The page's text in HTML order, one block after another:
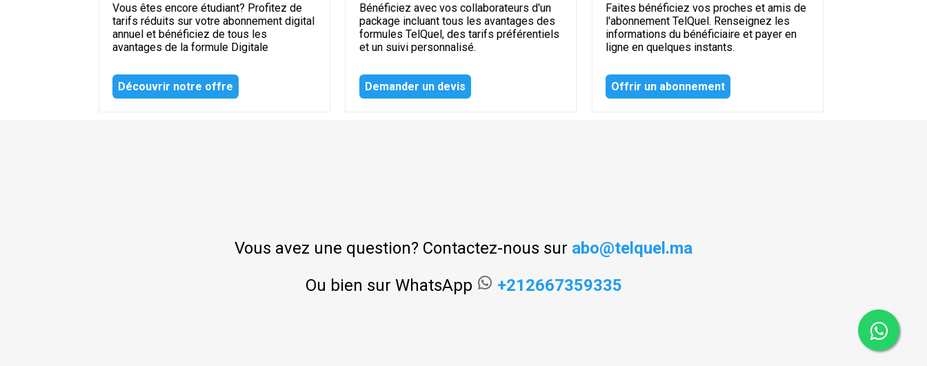
Vous êtes encore étudiant? Profitez de
tarifs réduits sur votre abonnement digital
annuel et bénéficiez de tous les
avantages de la formule Digitale
Découvrir notre offre
Bénéficiez avec vos collaborateurs d'un
package incluant tous les avantages des
formules TelQuel, des tarifs préférentiels
et un suivi personnalisé.
Demander un devis
Faites bénéficiez vos proches et amis de
l'abonnement TelQuel. Renseignez les
informations du bénéficiaire et payer en
ligne en quelques instants.
Offrir un abonnement
Vous avez une question? Contactez-nous sur abo@telquel.ma
Ou bien sur WhatsApp
+212667359335